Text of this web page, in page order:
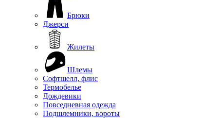
Брюки
Джерси
Жилеты
Шлемы
Софтшелл, флис
Термобелье
Дождевики
Повседневная одежда
Подшлемники, вороты